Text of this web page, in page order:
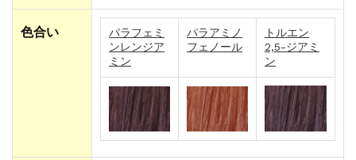
色合い
パラフェミ
ンレンジア
ミン
パラアミノ
フェノール
トルエン
2,5-ジアミ
ン